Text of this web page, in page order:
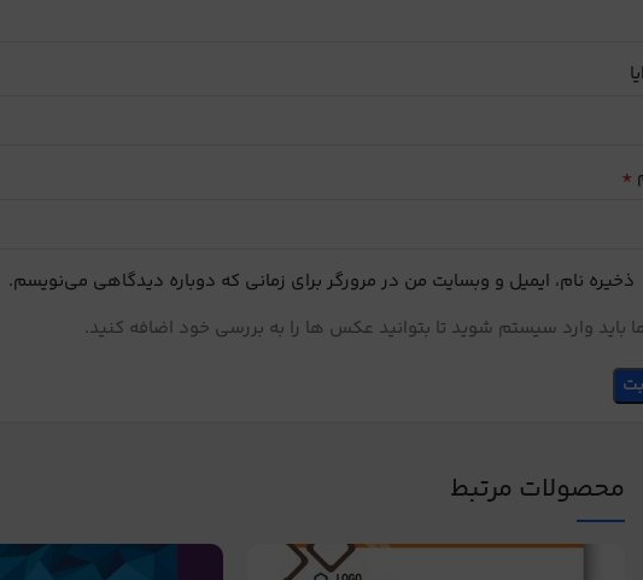
*
ذخیره نام، ایمیل و وبسایت من در مرورگر برای زمانی که دوباره دیدگاهی می‌نویسم.
باید وارد سیستم شوید تا بتوانید عکس ها را به بررسی خود اضافه کنید.
محصولات مرتبط